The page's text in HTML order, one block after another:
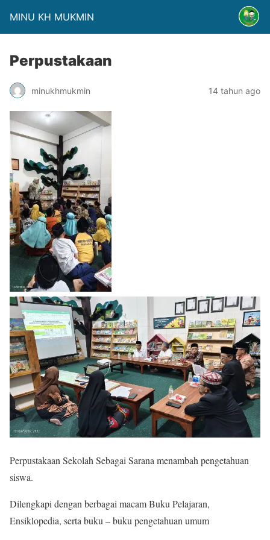
MINU KH MUKMIN
Perpustakaan
minukhmukmin 14 tahun ago
Perpustakaan Sekolah Sebagai Sarana menambah pengetahuan
siswa.
Dilengkapi dengan berbagai macam Buku Pelajaran,
Ensiklopedia, serta buku – buku pengetahuan umum